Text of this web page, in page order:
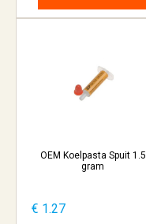
OEM Koelpasta Spuit 1.5
gram
€ 1.27